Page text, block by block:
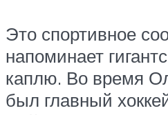
Это спортивное
напоминает
каплю. Во время
был главный